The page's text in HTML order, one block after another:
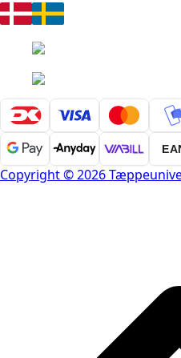
Copyright © 2026